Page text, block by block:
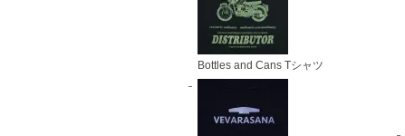
Bottles and Cans Tシャツ